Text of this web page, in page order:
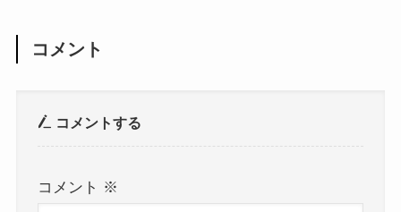
コメント
コメントする
コメント ※